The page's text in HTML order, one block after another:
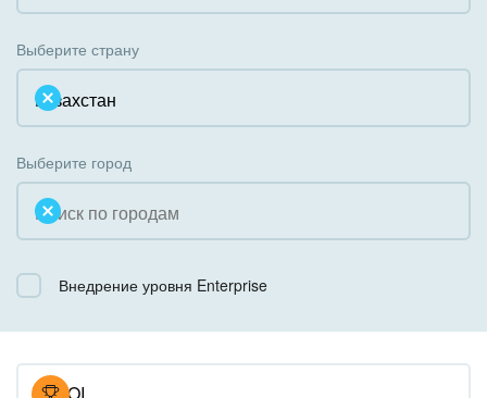
Внедрение Бизнес-процессов
Системное администрирование
Интернет-магазин и CRM
Крупные корпоративные внедрения
Внедрение для медицины
Внедрение для гос.организаций
Внедрение онлайн-продаж
Государственные организации
Коммунальные услуги, ЖКХ
Некоммерческие, религиозные организации,
Недвижимость, риэлтерские компании
Образование, наука
Общественно-политические организации
Охрана, безопасность
Промышленность
Облачный Битрикс24
Коробочная версия
Выберите страну
Выберите город
Внедрение уровня Enterprise